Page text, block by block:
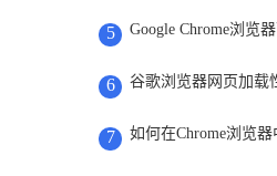
5 Google Chrome浏览
6 谷歌浏览器网页加载
7 如何在Chrome浏览